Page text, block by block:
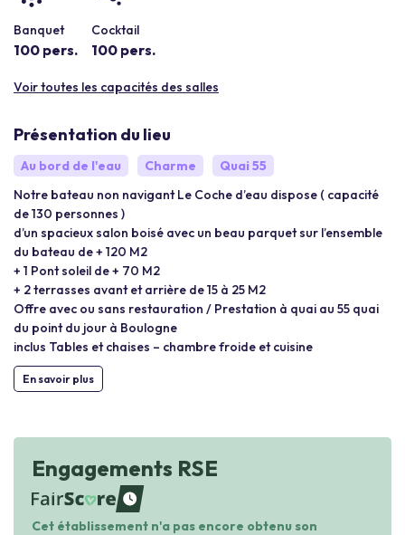
Banquet
100 pers.
Cocktail
100 pers.
Voir toutes les capacités des salles
Présentation du lieu
Au bord de l'eau Charme
Quai 55
Notre bateau non navigant Le Coche d’eau dispose ( capacité
de 130 personnes )
d’un spacieux salon boisé avec un beau parquet sur l’ensemble
du bateau de + 120 M2
+ 1 Pont soleil de + 70 M2
+ 2 terrasses avant et arrière de 15 à 25 M2
Offre avec ou sans restauration / Prestation à quai au 55 quai
du point du jour à Boulogne
inclus Tables et chaises – chambre froide et cuisine
En savoir plus
Engagements RSE
waiting
Cet établissement n'a pas encore obtenu son